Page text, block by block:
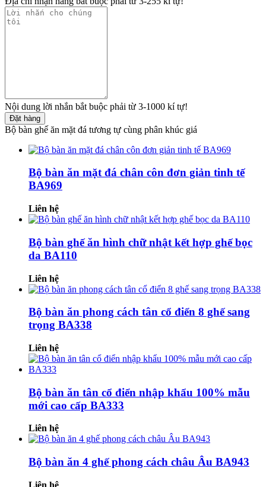
Nội dung lời nhắn bắt buộc phải từ 3-1000 kí tự!
Đặt hàng
Bộ bàn ghế ăn mặt đá tương tự cùng phân khúc giá
Bộ bàn ăn mặt đá chân côn đơn giản tinh tế
BA969
Liên hệ
Bộ bàn ghế ăn hình chữ nhật kết hợp ghế bọc
da BA110
Liên hệ
Bộ bàn ăn phong cách tân cổ điển 8 ghế sang
trọng BA338
Liên hệ
Bộ bàn ăn tân cổ điển nhập khẩu 100% mẫu
mới cao cấp BA333
Liên hệ
Bộ bàn ăn 4 ghế phong cách châu Âu BA943
Liên hệ